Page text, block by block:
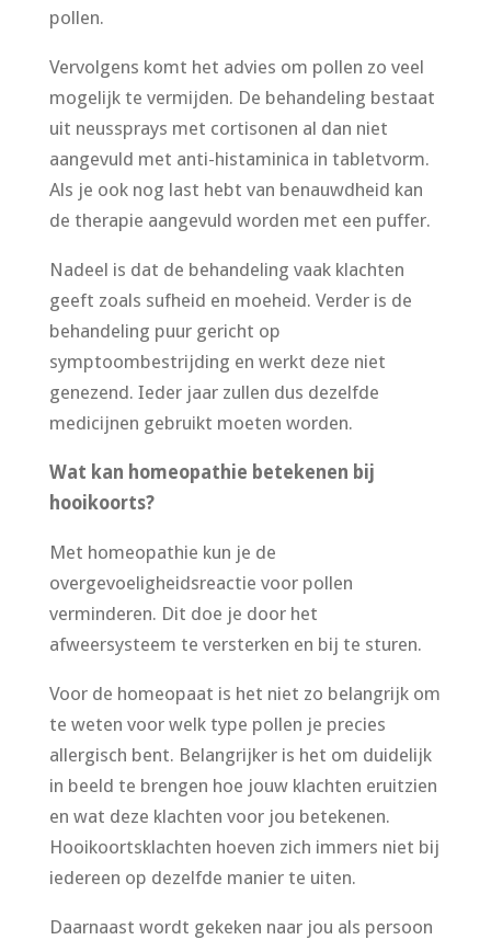
pollen.
Vervolgens komt het advies om pollen zo veel
mogelijk te vermijden. De behandeling bestaat
uit neussprays met cortisonen al dan niet
aangevuld met anti-histaminica in tabletvorm.
Als je ook nog last hebt van benauwdheid kan
de therapie aangevuld worden met een puffer.
Nadeel is dat de behandeling vaak klachten
geeft zoals sufheid en moeheid. Verder is de
behandeling puur gericht op
symptoombestrijding en werkt deze niet
genezend. Ieder jaar zullen dus dezelfde
medicijnen gebruikt moeten worden.
Wat kan homeopathie betekenen bij
hooikoorts?
Met homeopathie kun je de
overgevoeligheidsreactie voor pollen
verminderen. Dit doe je door het
afweersysteem te versterken en bij te sturen.
Voor de homeopaat is het niet zo belangrijk om
te weten voor welk type pollen je precies
allergisch bent. Belangrijker is het om duidelijk
in beeld te brengen hoe jouw klachten eruitzien
en wat deze klachten voor jou betekenen.
Hooikoortsklachten hoeven zich immers niet bij
iedereen op dezelfde manier te uiten.
Daarnaast wordt gekeken naar jou als persoon